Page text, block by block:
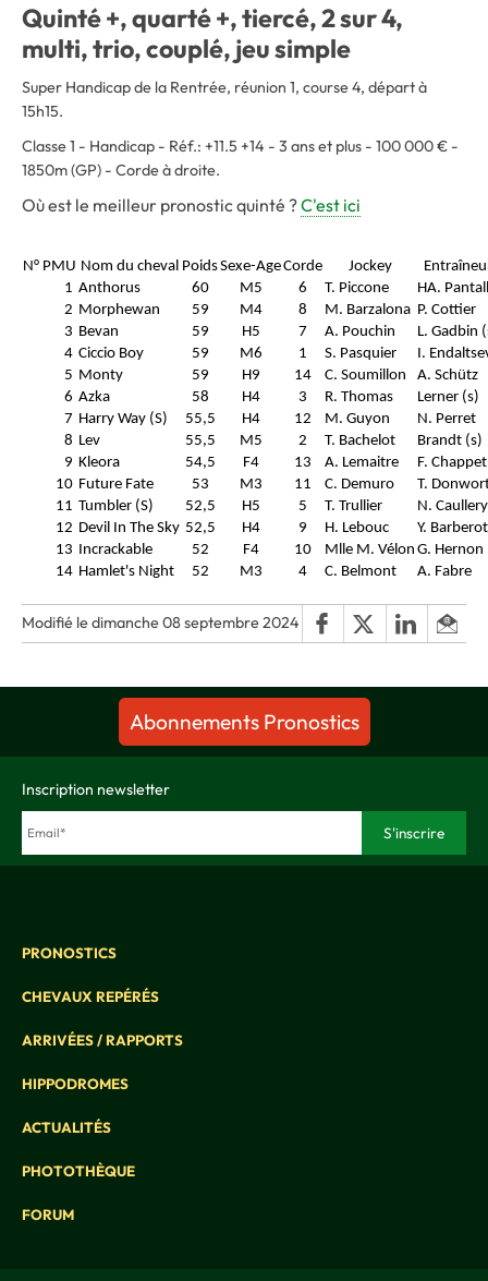
Quinté +, quarté +, tiercé, 2 sur 4,
multi, trio, couplé, jeu simple
Super Handicap de la Rentrée, réunion 1, course 4, départ à
15h15.
Classe 1 - Handicap - Réf.: +11.5 +14 - 3 ans et plus - 100 000 € -
1850m (GP) - Corde à droite.
Où est le meilleur pronostic quinté ?C'est ici
N° PMU Nom du cheval PoidsSexe-AgeCorde Jockey
1 Anthorus 60 M5 6 T. Piccone
HA. Pantall
2 Morphewan 59 M4 8 M. Barzalona P. Cottier
3 Bevan 59 H5 7 A. Pouchin
L. Gadbin
4 Ciccio Boy 59 M6 1 S. Pasquier
I.
5 Monty 59 H9 14 C. Soumillon
A. Schütz
6 Azka 58 H4 3 R. Thomas
Lerner (s)
7 Harry Way (S) 55,5 H4 12 M. Guyon
N. Perret
8 Lev 55,5 M5 2 T. Bachelot
Brandt (s)
9 Kleora 54,5 F4 13 A. Lemaitre
F. Chappet
10 Future Fate 53 M3 11 C. Demuro
T.
11 Tumbler (S) 52,5 H5 5 T. Trullier
N. Caullery
12 Devil In The Sky 52,5 H4 9 H. Lebouc
Y. Barberot
13 Incrackable 52 F4 10 Mlle M. Vélon G. Hernon
14 Hamlet's Night 52 M3 4 C. Belmont A. Fabre
Modifié le dimanche 08 septembre 2024
Abonnements Pronostics
Inscription newsletter
PRONOSTICS
CHEVAUX REPÉRÉS
ARRIVÉES / RAPPORTS
HIPPODROMES
ACTUALITÉS
PHOTOTHÈQUE
FORUM